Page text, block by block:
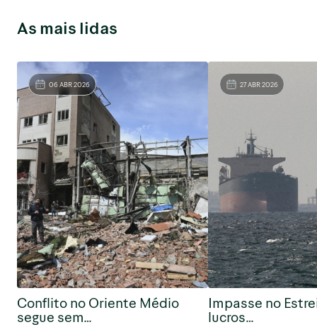
As mais lidas
06 ABR 2026
Conflito no Oriente Médio
segue sem…
27 ABR 2026
Impasse no
lucros…